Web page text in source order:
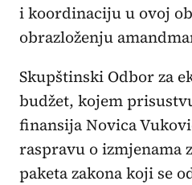
i koordinaciju u ovoj
obrazloženju
Skupštinski Odbor za
budžet, kojem
finansija Novica
raspravu o izmjenama
paketa zakona koji se